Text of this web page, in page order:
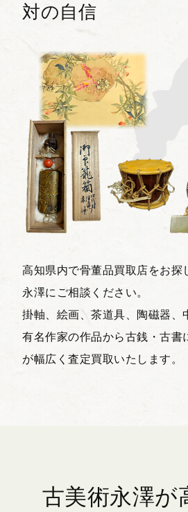
対の自信
高知県内で骨董品買取店をお探
永澤にご相談ください。
掛軸、絵画、茶道具、陶磁器、
有名作家の作品から古銭・古書
が幅広く査定買取いたします。
古美術永澤が